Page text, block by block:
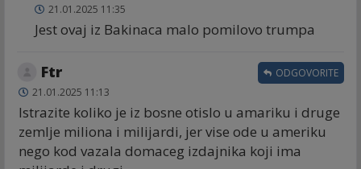
21.01.2025 11:35
Jest ovaj iz Bakinaca malo pomilovo trumpa
Ftr
21.01.2025 11:13
Istrazite koliko je iz bosne otislo u amariku i druge
zemlje miliona i milijardi, jer vise ode u ameriku
nego kod vazala domaceg izdajnika koji ima
ODGOVORITE